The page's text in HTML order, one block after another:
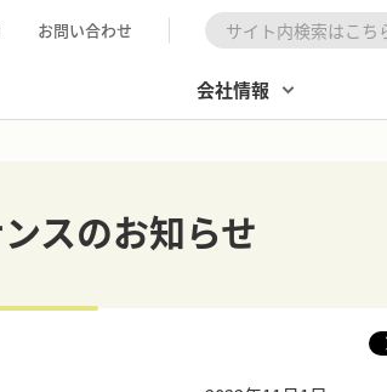
会社情報
お問い合わせ 検索キーワード入力
スのお知らせ